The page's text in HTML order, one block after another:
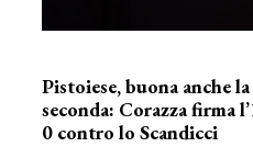
Pistoiese, buona anche la
seconda: Corazza firma
0 contro lo Scandicci